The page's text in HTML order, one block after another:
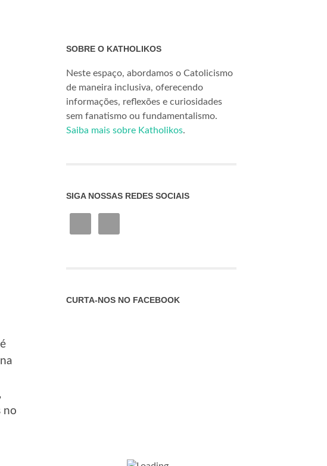
no
SOBRE O KATHOLIKOS
Neste espaço, abordamos o Catolicismo
de maneira inclusiva, oferecendo
informações, reflexões e curiosidades
sem fanatismo ou fundamentalismo.
Saiba mais sobre Katholikos.
SIGA NOSSAS REDES SOCIAIS
CURTA-NOS NO FACEBOOK